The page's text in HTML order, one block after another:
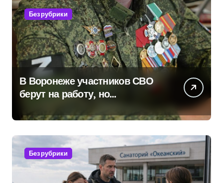
Без рубрики
В Воронеже участников СВО
берут на работу, но
удержаться удаётся не всем
Без рубрики